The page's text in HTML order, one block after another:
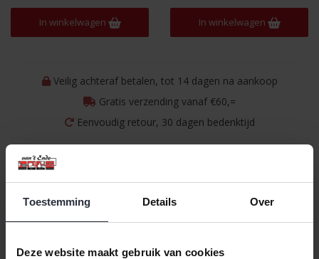
Toestemming Details Over
Deze website maakt gebruik van cookies
In winkelwagen In winkelwagen
Veilig achteraf betalen, tot 14 dagen na aankoop
Gratis verzending vanaf €60,=
Eenvoudig retour, 30 dagen bedenktijd